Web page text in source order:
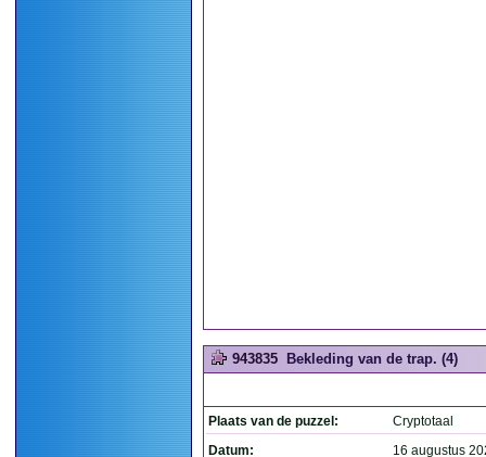
943835 Bekleding van de trap. (4)
Plaats van de puzzel:
Cryptotaal
Datum:
16 augustus